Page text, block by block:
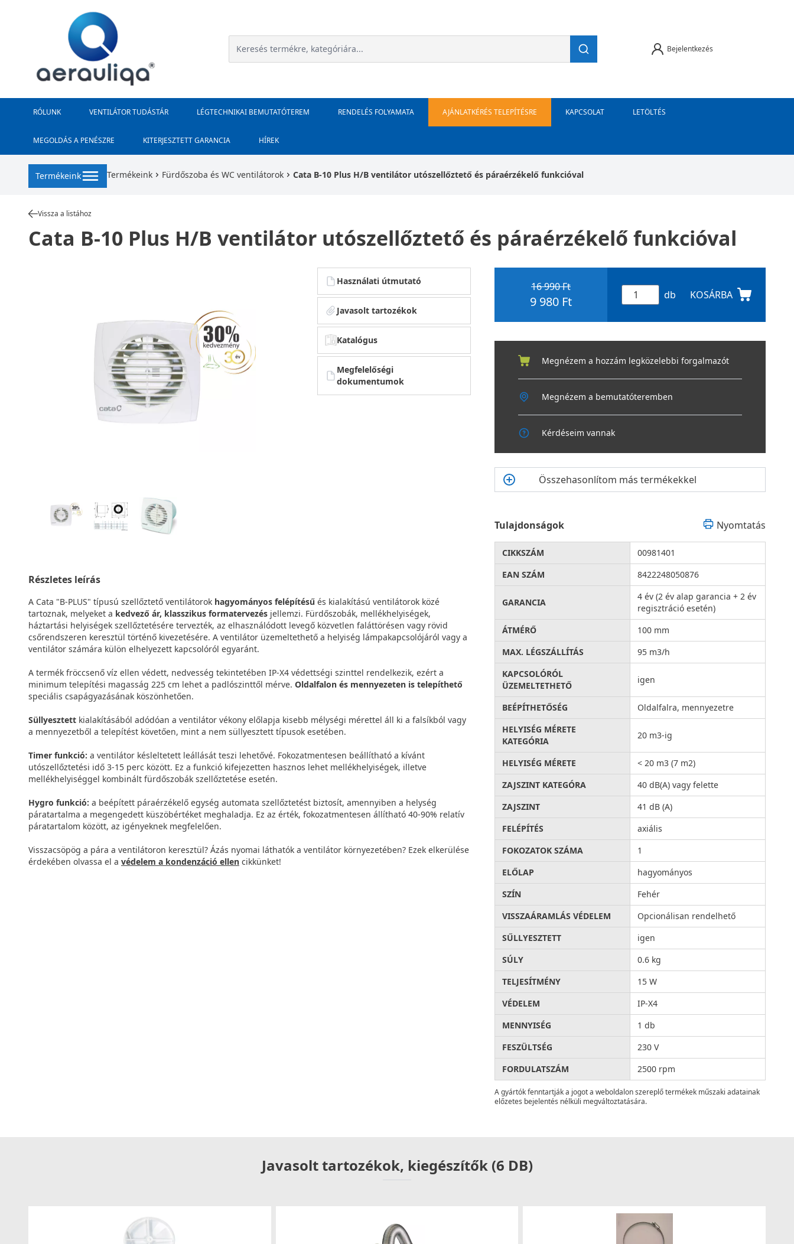
Bejelentkezés
RÓLUNK VENTILÁTOR TUDÁSTÁR LÉGTECHNIKAI BEMUTATÓTEREM RENDELÉS FOLYAMATA AJÁNLATKÉRÉS TELEPÍTÉSRE KAPCSOLAT LETÖLTÉS
MEGOLDÁS A PENÉSZRE KITERJESZTETT GARANCIA HÍREK
Termékeink Termékeink Fürdőszoba és WC ventilátorok Cata B-10 Plus H/B ventilátor utószellőztető és páraérzékelő funkcióval
Vissza a listához
Cata B-10 Plus H/B ventilátor utószellőztető és páraérzékelő funkcióval
Használati útmutató
Javasolt tartozékok
Katalógus
Megfelelőségi
dokumentumok
Részletes leírás
A Cata "B-PLUS" típusú szellőztető ventilátorok hagyományos felépítésű és kialakítású ventilátorok közé
tartoznak, melyeket a kedvező ár, klasszikus formatervezés jellemzi. Fürdőszobák, mellékhelyiségek,
háztartási helyiségek szellőztetésére tervezték, az elhasználódott levegő közvetlen faláttörésen vagy rövid
csőrendszeren keresztül történő kivezetésére. A ventilátor üzemeltethető a helyiség lámpakapcsolójáról vagy a
ventilátor számára külön elhelyezett kapcsolóról egyaránt.
A termék fröccsenő víz ellen védett, nedvesség tekintetében IP-X4 védettségi szinttel rendelkezik, ezért a
minimum telepítési magasság 225 cm lehet a padlószinttől mérve. Oldalfalon és mennyezeten is telepíthető
speciális csapágyazásának köszönhetően.
Süllyesztett kialakításából adódóan a ventilátor vékony előlapja kisebb mélységi mérettel áll ki a falsíkból vagy
a mennyezetből a telepítést követően, mint a nem süllyesztett típusok esetében.
Timer funkció: a ventilátor késleltetett leállását teszi lehetővé. Fokozatmentesen beállítható a kívánt
utószellőztetési idő 3-15 perc között. Ez a funkció kifejezetten hasznos lehet mellékhelyiségek, illetve
mellékhelyiséggel kombinált fürdőszobák szellőztetése esetén.
Hygro funkció: a beépített páraérzékelő egység automata szellőztetést biztosít, amennyiben a helység
páratartalma a megengedett küszöbértéket meghaladja. Ez az érték, fokozatmentesen állítható 40-90% relatív
páratartalom között, az igényeknek megfelelően.
Visszacsöpög a pára a ventilátoron keresztül? Ázás nyomai láthatók a ventilátor környezetében? Ezek elkerülése
érdekében olvassa el a védelem a kondenzáció ellen cikkünket!
16 990 Ft
9 980 Ft db KOSÁRBA
Megnézem a hozzám legközelebbi forgalmazót
Megnézem a bemutatóteremben
Kérdéseim vannak
Összehasonlítom más termékekkel
Tulajdonságok Nyomtatás
CIKKSZÁM
00981401
EAN SZÁM
8422248050876
GARANCIA
4 év (2 év alap garancia + 2 év
regisztráció esetén)
ÁTMÉRŐ
100 mm
MAX. LÉGSZÁLLÍTÁS
95 m3/h
KAPCSOLÓRÓL
ÜZEMELTETHETŐ
igen
BEÉPÍTHETŐSÉG
Oldalfalra, mennyezetre
HELYISÉG MÉRETE
KATEGÓRIA
20 m3-ig
HELYISÉG MÉRETE
< 20 m3 (7 m2)
ZAJSZINT KATEGÓRA
40 dB(A) vagy felette
ZAJSZINT
41 dB (A)
FELÉPÍTÉS
axiális
FOKOZATOK SZÁMA
1
ELŐLAP
hagyományos
SZÍN
Fehér
VISSZAÁRAMLÁS VÉDELEM
Opcionálisan rendelhető
SŰLLYESZTETT
igen
SÚLY
0.6 kg
TELJESÍTMÉNY
15 W
VÉDELEM
IP-X4
MENNYISÉG
1 db
FESZÜLTSÉG
230 V
FORDULATSZÁM
2500 rpm
A gyártók fenntartják a jogot a weboldalon szereplő termékek műszaki adatainak
előzetes bejelentés nélküli megváltoztatására.
Javasolt tartozékok, kiegészítők (6 DB)